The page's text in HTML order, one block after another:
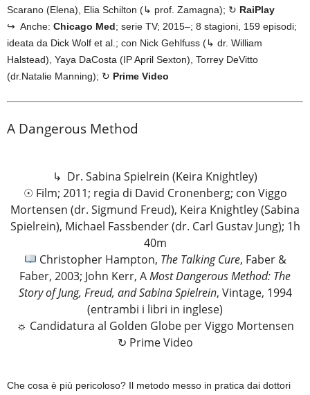
Scarano (Elena), Elia Schilton (↳ prof. Zamagna); ↻ RaiPlay
↪ Anche: Chicago Med; serie TV; 2015–; 8 stagioni, 159 episodi;
ideata da Dick Wolf et al.; con Nick Gehlfuss (↳ dr. William
Halstead), Yaya DaCosta (IP April Sexton), Torrey DeVitto
(dr.Natalie Manning); ↻ Prime Video
A Dangerous Method
↳ Dr. Sabina Spielrein (Keira Knightley)
☉ Film; 2011; regia di David Cronenberg; con Viggo
Mortensen (dr. Sigmund Freud), Keira Knightley (Sabina
Spielrein), Michael Fassbender (dr. Carl Gustav Jung); 1h
40m
Christopher Hampton, The Talking Cure, Faber &
Faber, 2003; John Kerr, AMost Dangerous Method: The
Story of Jung, Freud, and Sabina Spielrein, Vintage, 1994
(entrambi i libri in inglese)
☼ Candidatura al Golden Globe per Viggo Mortensen
↻ Prime Video
Che cosa è più pericoloso? Il metodo messo in pratica dai dottori